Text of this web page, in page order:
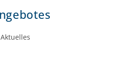
Aktuelles